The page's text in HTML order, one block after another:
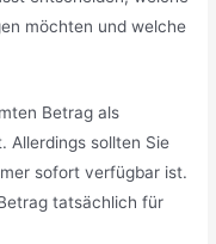
möchten und welche
Betrag als
Allerdings sollten Sie
sofort verfügbar ist.
tatsächlich für